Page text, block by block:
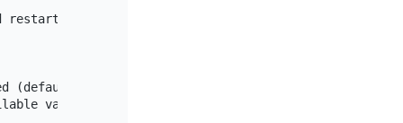
the service
(defaults to `5`)
values are [default, json] (default "default")